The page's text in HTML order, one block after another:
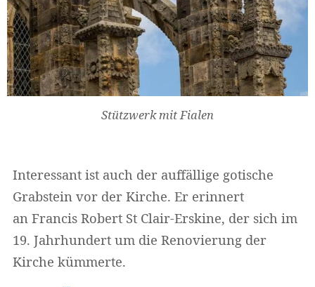
Stützwerk mit Fialen
Interessant ist auch der auffällige gotische
Grabstein vor der Kirche. Er erinnert
an Francis Robert St Clair-Erskine, der sich im
19. Jahrhundert um die Renovierung der
Kirche kümmerte.